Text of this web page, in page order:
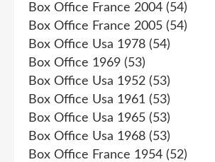
Box Office France 2004 (54)
Box Office France 2005 (54)
Box Office Usa 1978 (54)
Box Office 1969 (53)
Box Office Usa 1952 (53)
Box Office Usa 1961 (53)
Box Office Usa 1965 (53)
Box Office Usa 1968 (53)
Box Office France 1954 (52)